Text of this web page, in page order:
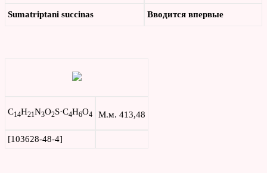
Sumatriptani succinas Вводится впервые
C14H21N3O2S·С4Н6О4 М.м. 413,48
[103628-48-4]